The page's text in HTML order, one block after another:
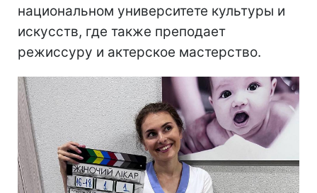
национальном университете культуры и
искусств, где также преподает
режиссуру и актерское мастерство.